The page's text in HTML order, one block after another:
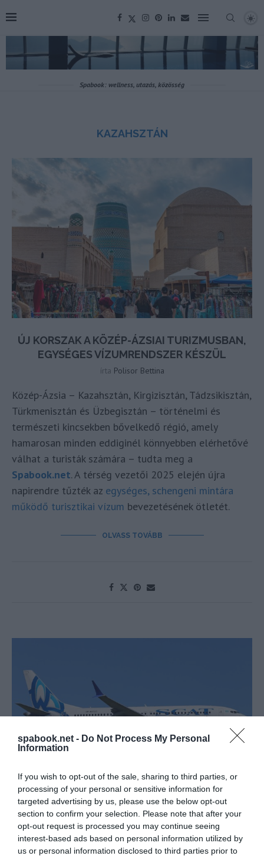
spabook.net - Do Not Process My Personal
Information
If you wish to opt-out of the sale, sharing to third parties, or
processing of your personal or sensitive information for
targeted advertising by us, please use the below opt-out
section to confirm your selection. Please note that after your
opt-out request is processed you may continue seeing
interest-based ads based on personal information utilized by
us or personal information disclosed to third parties prior to
Spabook: wellness, utazás, közösség
KAZAHSZTÁN
ÚJ KORSZAK A KÖZÉP-ÁZSIAI TURIZMUSBAN,
EGYSÉGES VÍZUMRENDSZER KÉSZÜL
írta Polisor Bettina
Közép-Ázsia – Kazahsztán, Kirgizisztán, Tádzsikisztán,
Türkmenisztán és Üzbegisztán – történelmi és
természeti kincsekben bővelkedő régió, amely
hamarosan minden eddiginél könnyebben elérhetővé
válhat a turisták számára – tudta meg a
Spabook.net. A térség vezetői 2025 elején újra
napirendre tűzték az egységes, schengeni mintára
működő turisztikai vízum bevezetésének ötletét.
OLVASS TOVÁBB
ÚJ LÉGITÁRSASÁG RAJTOL BUDAPESTRŐL, A
SCAT AIRLINES KÖZVETLEN JÁRATA A
KAZAHSZTÁNI SIMKENTBE REPÜL